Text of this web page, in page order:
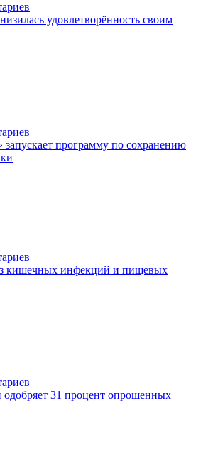
удовлетворённость своим
программу по сохранению
кишечных инфекций и пищевых
одобряет 31 процент опрошенных